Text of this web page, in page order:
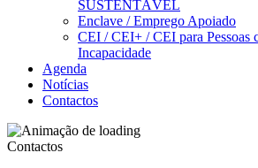
SUSTENTÁVEL
Enclave / Emprego Apoiado
CEI / CEI+ / CEI para Pessoas
Incapacidade
Agenda
Notícias
Contactos
Contactos